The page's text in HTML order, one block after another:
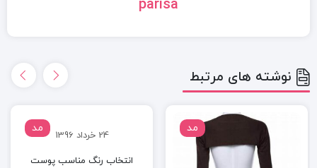
parisa
نوشته های مرتبط
مد مد
24 خرداد 1396
انتخاب رنگ مناسب پوست